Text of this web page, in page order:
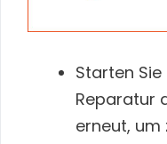
Starten
Reparatur
erneut, um